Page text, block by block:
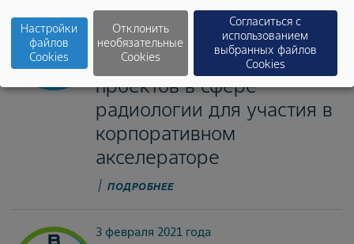
11 февраля 2021 года
Bayer начинает отбор
исследовательских
проектов в сфере
радиологии для участия в
корпоративном
акселераторе
ПОДРОБНЕЕ
3 февраля 2021 года
Настройки
файлов
Cookies
Отклонить
необязательные
Cookies
Согласиться с
использованием
выбранных файлов
Cookies